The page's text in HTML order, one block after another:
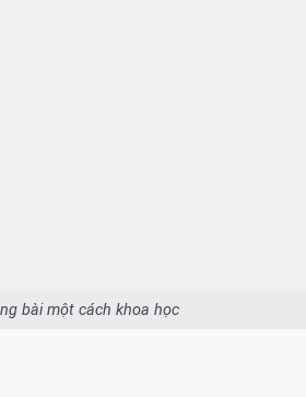
bài một cách khoa học